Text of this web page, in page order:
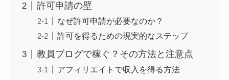
許可申請の壁
なぜ許可申請が必要なのか？
許可を得るための現実的なステップ
教員ブログで稼ぐ？その方法と注意点
アフィリエイトで収入を得る方法